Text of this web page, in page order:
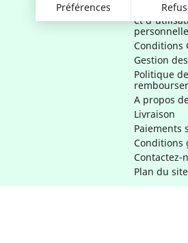
Préférences
RGPD -
et
Conditions
Gestion
Politique
A propos
Livraison
Paiements
Conditions
Contactez-
Plan du site